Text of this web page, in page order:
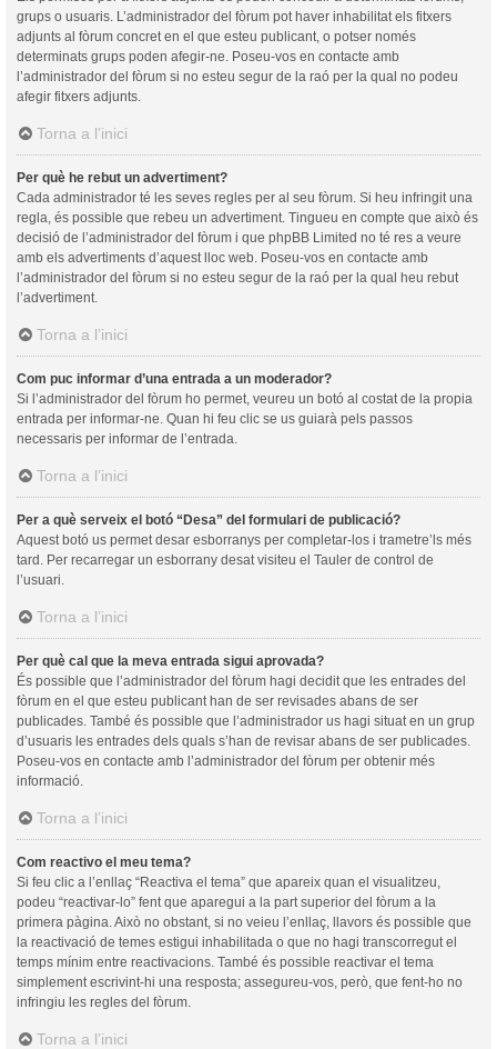
grups o usuaris. L’administrador del fòrum pot haver inhabilitat els fitxers
adjunts al fòrum concret en el que esteu publicant, o potser només
determinats grups poden afegir-ne. Poseu-vos en contacte amb
l’administrador del fòrum si no esteu segur de la raó per la qual no podeu
afegir fitxers adjunts.
Torna a l’inici
Per què he rebut un advertiment?
Cada administrador té les seves regles per al seu fòrum. Si heu infringit una
regla, és possible que rebeu un advertiment. Tingueu en compte que això és
decisió de l’administrador del fòrum i que phpBB Limited no té res a veure
amb els advertiments d’aquest lloc web. Poseu-vos en contacte amb
l’administrador del fòrum si no esteu segur de la raó per la qual heu rebut
l’advertiment.
Torna a l’inici
Com puc informar d’una entrada a un moderador?
Si l’administrador del fòrum ho permet, veureu un botó al costat de la propia
entrada per informar-ne. Quan hi feu clic se us guiarà pels passos
necessaris per informar de l’entrada.
Torna a l’inici
Per a què serveix el botó “Desa” del formulari de publicació?
Aquest botó us permet desar esborranys per completar-los i trametre’ls més
tard. Per recarregar un esborrany desat visiteu el Tauler de control de
l’usuari.
Torna a l’inici
Per què cal que la meva entrada sigui aprovada?
És possible que l’administrador del fòrum hagi decidit que les entrades del
fòrum en el que esteu publicant han de ser revisades abans de ser
publicades. També és possible que l’administrador us hagi situat en un grup
d’usuaris les entrades dels quals s’han de revisar abans de ser publicades.
Poseu-vos en contacte amb l’administrador del fòrum per obtenir més
informació.
Torna a l’inici
Com reactivo el meu tema?
Si feu clic a l’enllaç “Reactiva el tema” que apareix quan el visualitzeu,
podeu “reactivar-lo” fent que aparegui a la part superior del fòrum a la
primera pàgina. Això no obstant, si no veieu l’enllaç, llavors és possible que
la reactivació de temes estigui inhabilitada o que no hagi transcorregut el
temps mínim entre reactivacions. També és possible reactivar el tema
simplement escrivint-hi una resposta; assegureu-vos, però, que fent-ho no
infringiu les regles del fòrum.
Torna a l’inici